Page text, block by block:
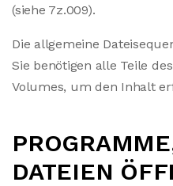
(siehe 7z.009).
Die allgemeine
Sie benötigen alle Teile
Volumes, um den Inhalt
DATEIEN